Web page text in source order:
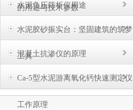
的用途与技术参数
水泥负压筛析仪用途
水泥胶砂振实台：坚固建筑的筑梦
工具
混凝土抗渗仪的原理
Ca-5型水泥游离氧化钙快速测定仪
工作原理